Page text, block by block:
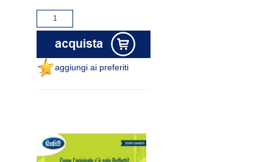
aggiungi ai preferiti